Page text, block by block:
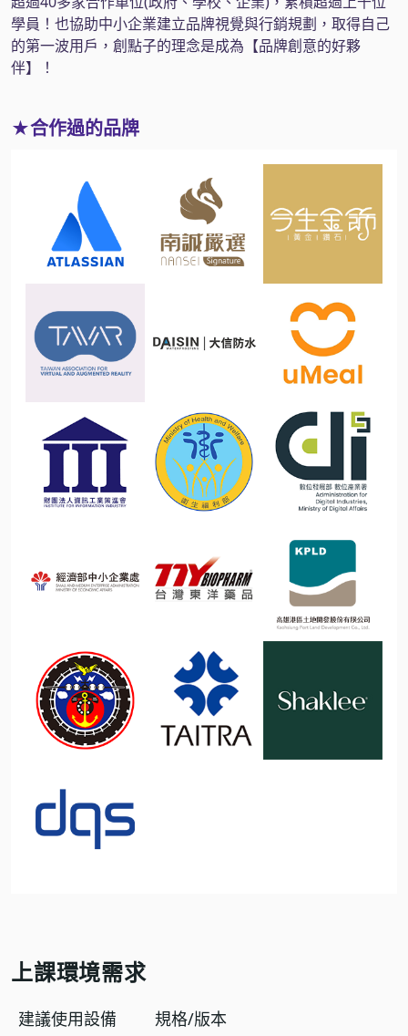
學員！也協助中小企業建立品牌視覺與行銷規劃，取得自己
的第一波用戶，創點子的理念是成為【品牌創意的好夥
伴】！
★合作過的品牌
上課環境需求
建議使用設備 規格/版本